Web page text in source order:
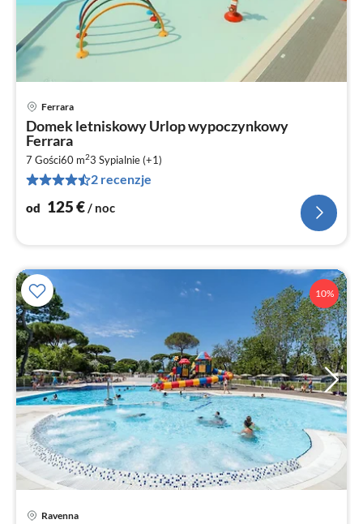
Ferrara
Domek letniskowy Urlop wypoczynkowy
Ferrara
7 Gości60 m23 Sypialnie (+1)
2 recenzje
od 125€/ noc
10%
Ravenna